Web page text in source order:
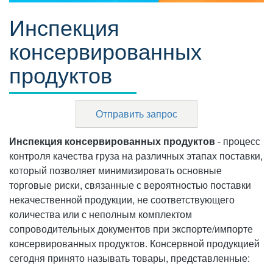
Инспекция
консервированных
продуктов
Отправить запрос
Инспекция консервированных продуктов- процесс
контроля качества груза на различных этапах поставки,
который позволяет минимизировать основные
торговые риски, связанные с вероятностью поставки
некачественной продукции, не соответствующего
количества или с неполным комплектом
сопроводительных документов при экспорте/импорте
консервированных продуктов. Консервной продукцией
сегодня принято называть товары, представленные: